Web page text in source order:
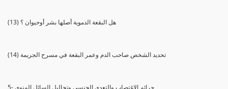
(13) هل البقعة الدموية أصلها بشر أوحيوان ؟
(14) تحديد الشخص صاحب الدم وعمر البقعة في مسرح الجريمة
5- جرائم الإغتصاب والتعدي الجنسي وتحاليل السائل المنوي